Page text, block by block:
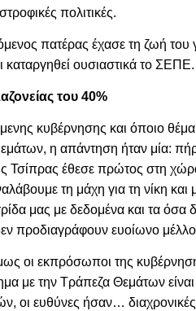
πολιτικές.
πατέρας έχασε τη ζωή του
καταργηθεί ουσιαστικά το ΣΕΠΕ.
του 40%
κυβέρνησης και όποιο θέμα
η απάντηση ήταν μία:
Τσίπρας έθεσε πρώτος στη
τη μάχη για τη νίκη και
μας με δεδομένα και τα όσα
προδιαγράφουν ευοίωνο
οι εκπρόσωποι της
με την Τράπεζα Θεμάτων είναι
οι ευθύνες ήσαν…